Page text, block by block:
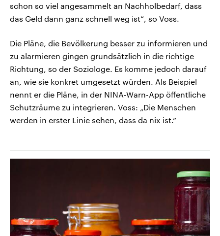
schon so viel angesammelt an Nachholbedarf, dass
das Geld dann ganz schnell weg ist“, so Voss.
Die Pläne, die Bevölkerung besser zu informieren und
zu alarmieren gingen grundsätzlich in die richtige
Richtung, so der Soziologe. Es komme jedoch darauf
an, wie sie konkret umgesetzt würden. Als Beispiel
nennt er die Pläne, in der NINA-Warn-App öffentliche
Schutzräume zu integrieren. Voss: „Die Menschen
werden in erster Linie sehen, dass da nix ist.“